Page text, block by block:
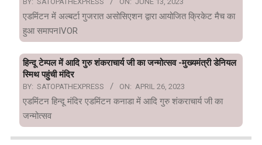
एडमिंटन में अल्बर्टा गुजरात असोसिएशन द्वारा आयोजित क्रिकेट मैच का
हुआ समापनIVOR
हिन्दू टेम्पल में आदि गुरु शंकराचार्य जी का जन्मोत्सव -मुख्यमंत्री डेनियल
स्मिथ पहुंची मंदिर
BY: SATOPATHEXPRESS ON: APRIL 26, 2023
एडमिंटन हिन्दू मंदिर एडमिंटन कनाडा में आदि गुरु शंकराचार्य जी का
जन्मोत्सव